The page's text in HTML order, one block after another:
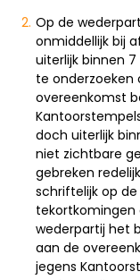
Op de
onmiddellijk bij
uiterlijk binnen
te onderzoeken
overeenkomst
doch uiterlijk
niet zichtbare
gebreken
schriftelijk op
tekortkomingen
wederpartij het
aan de
jegens